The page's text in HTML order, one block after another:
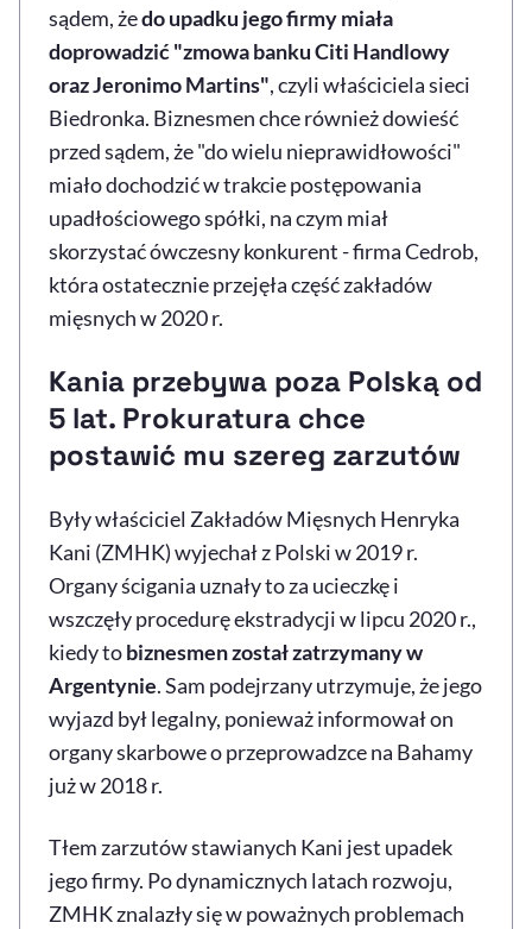
sądem, żedo upadku jego firmy miała
doprowadzić "zmowa banku Citi Handlowy
oraz Jeronimo Martins", czyli właściciela sieci
Biedronka. Biznesmen chce również dowieść
przed sądem, że "do wielu nieprawidłowości"
miało dochodzić w trakcie postępowania
upadłościowego spółki, na czym miał
skorzystać ówczesny konkurent - firma Cedrob,
która ostatecznie przejęła część zakładów
mięsnych w 2020 r.
Kania przebywa poza Polską od
5 lat. Prokuratura chce
postawić mu szereg zarzutów
Były właściciel Zakładów Mięsnych Henryka
Kani (ZMHK) wyjechał z Polski w 2019 r.
Organy ścigania uznały to za ucieczkę i
wszczęły procedurę ekstradycji w lipcu 2020 r.,
kiedy tobiznesmen został zatrzymany w
Argentynie. Sam podejrzany utrzymuje, że jego
wyjazd był legalny, ponieważ informował on
organy skarbowe o przeprowadzce na Bahamy
już w 2018 r.
Tłem zarzutów stawianych Kani jest upadek
jego firmy. Po dynamicznych latach rozwoju,
ZMHK znalazły się w poważnych problemach